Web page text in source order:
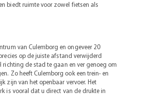
biedt ruimte voor zowel fietsen als
van Culemborg en ongeveer 20
op de juiste afstand verwijderd
richting de stad te gaan en ver genoeg om
Zo heeft Culemborg ook een trein- en
zijn van het openbaar vervoer. Het
is vooral dat u direct van de drukte in